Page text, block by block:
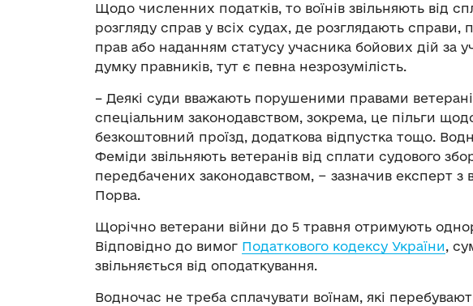
Щодо численних податків, то воїнів звільняють від
розгляду справ у всіх судах, де розглядають справи,
прав або наданням статусу учасника бойових дій за
думку правників, тут є певна незрозумілість.
– Деякі суди вважають порушеними правами
спеціальним законодавством, зокрема, це пільги
безкоштовний проїзд, додаткова відпустка тощо.
Феміди звільняють ветеранів від сплати судового
передбачених законодавством, − зазначив експерт з
Порва.
Щорічно ветерани війни до 5 травня отримують
Відповідно до вимог Податкового кодексу України,
звільняється від оподаткування.
Водночас не треба сплачувати воїнам, які